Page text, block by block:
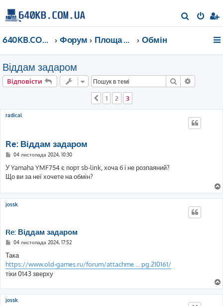
о
640KB.COM.UA Форум Площа Ринок Обмін
Віддам задаром
Відповісти Пошук
Поперед.
1 2 3
radical
Re: Віддам задаром
П
в
д
н
04 листопада 2024, 10:30
У Yamaha YMF754 є порт sb-link, хоча б і не розпаяний?
Що ви за неї хочете на обмін?
jossk
Re: Віддам задаром
П
в
і
д
о
м
е
н
н
04 листопада 2024, 17:52
Така
https://www.old-games.ru/forum/attachme ... pg.210161/
тіки 0143 зверху
jossk